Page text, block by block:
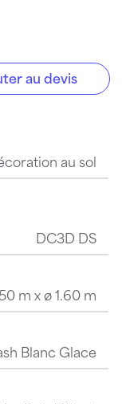
au devis
au sol
DC3D DS
m x ø 1.60 m
Blanc Glace